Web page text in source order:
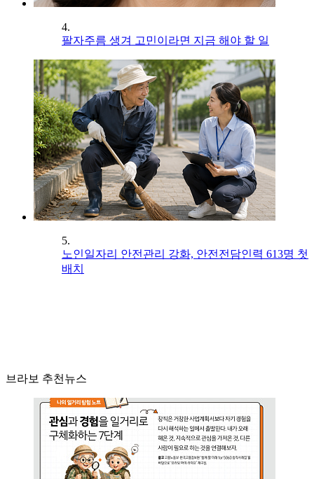
4.
팔자주름 생겨 고민이라면 지금 해야 할 일
5.
노인일자리 안전관리 강화, 안전전담인력 613명 첫
배치
브라보 추천뉴스